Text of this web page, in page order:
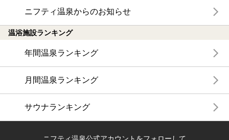
ニフティ温泉からのお知らせ
温浴施設ランキング
年間温泉ランキング
月間温泉ランキング
サウナランキング